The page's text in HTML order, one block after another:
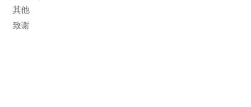
其他
致谢